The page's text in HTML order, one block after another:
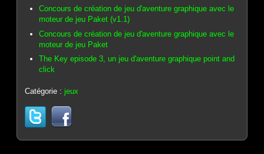
Concours de création de jeu d'aventure graphique avec le
moteur de jeu Paket (v1.1)
Concours de création de jeu d'aventure graphique avec le
moteur de jeu Paket
The Key episode 3, un jeu d'aventure graphique point and
click
Catégorie :jeux